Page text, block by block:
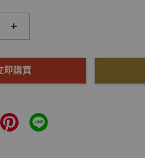
+
即購買